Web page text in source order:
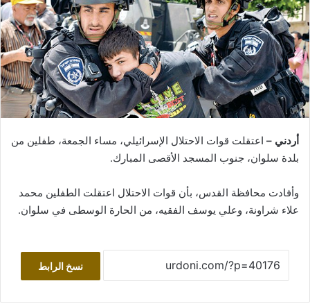
أردني – اعتقلت قوات الاحتلال الإسرائيلي، مساء الجمعة، طفلين من
بلدة سلوان، جنوب المسجد الأقصى المبارك.
وأفادت محافظة القدس، بأن قوات الاحتلال اعتقلت الطفلين محمد
علاء شراونة، وعلي يوسف الفقيه، من الحارة الوسطى في سلوان.
نسخ الرابط